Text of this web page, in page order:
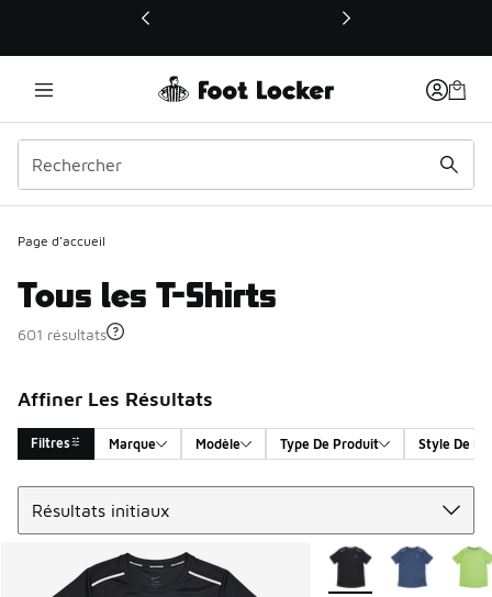
Ce lien ouvrira une nouvelle fenêtre
Page d'accueil
Tous les T-Shirts
601 résultats
Affiner Les Résultats
Filtres Marque Modèle Type De Produit Style De
Search Results
Plus de couleurs